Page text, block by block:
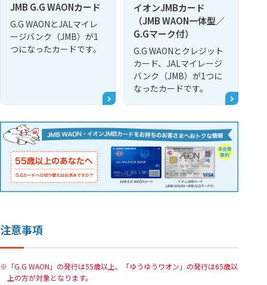
JMB G.G WAONカード
G.G WAONとJALマイレ
ージバンク（JMB）が1
つになったカードです。
イオンJMBカード
（JMB WAON一体型／
G.Gマーク付）
G.G WAONとクレジット
カード、JALマイレージ
バンク（JMB）が1つに
なったカードです。
注意事項
「G.G WAON」の発行は55歳以上、「ゆうゆうワオン」の発行は65歳以
上の方が対象となります。